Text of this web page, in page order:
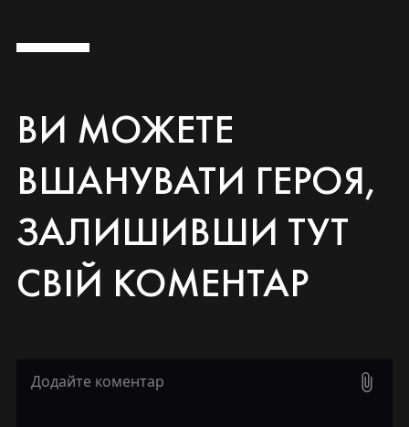
ВИ МОЖЕТЕ
ВШАНУВАТИ ГЕРОЯ,
ЗАЛИШИВШИ ТУТ
СВІЙ КОМЕНТАР